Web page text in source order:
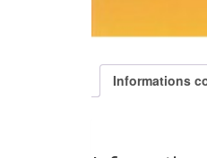
Informations